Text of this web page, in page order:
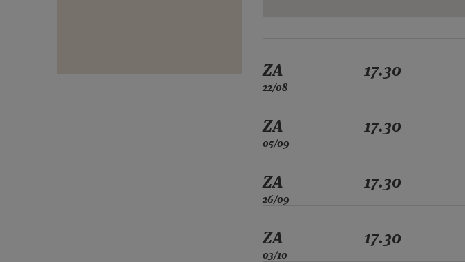
ZA
22/08
17.30
ZA
05/09
17.30
ZA
26/09
17.30
ZA
03/10
17.30